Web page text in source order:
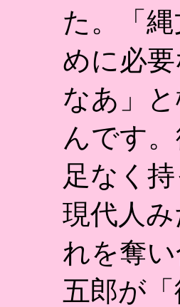
た。「
めに必
なあ」
んです
足なく
現代人
れを奪
五郎が